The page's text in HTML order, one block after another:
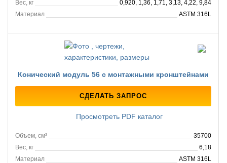
Вес, кг
0,920, 1,36, 1,71, 3,13, 4,22, 9,84
Материал
ASTM 316L
Конический модуль 56 с монтажными кронштейнами
СДЕЛАТЬ ЗАПРОС
Просмотреть PDF каталог
Объем, см³
35700
Вес, кг
6,18
Материал
ASTM 316L